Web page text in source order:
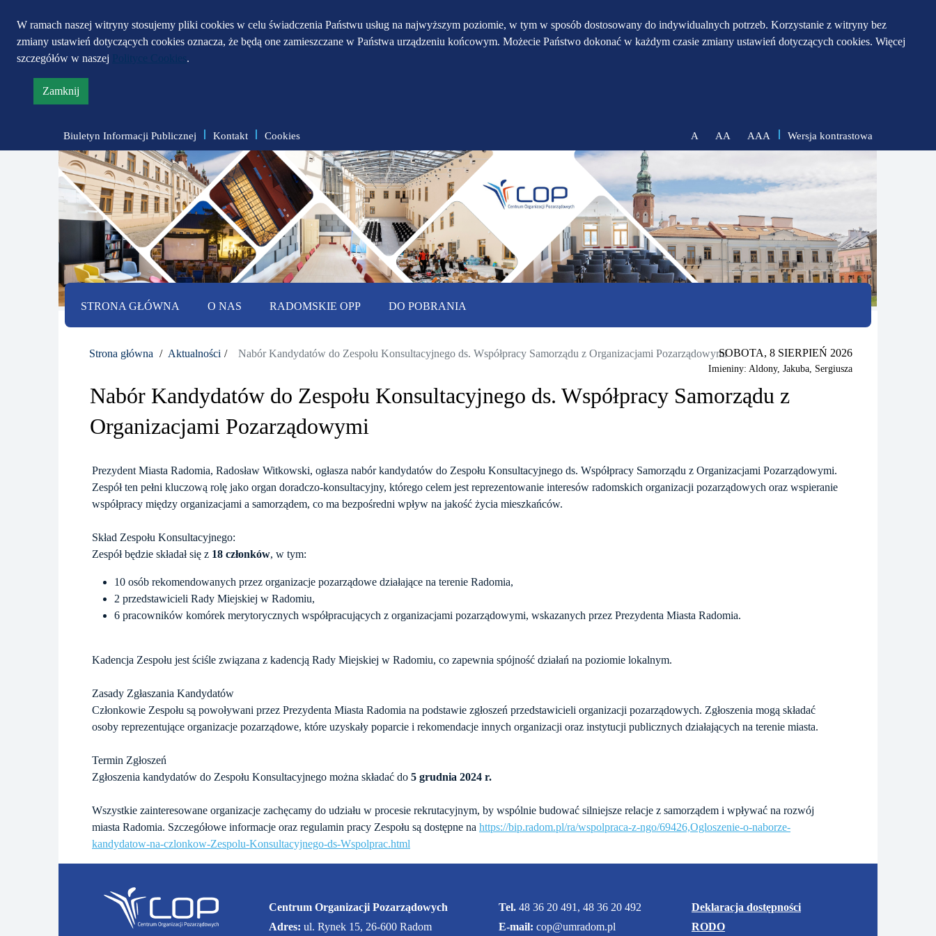
W ramach naszej witryny stosujemy pliki cookies w celu świadczenia Państwu usług na najwyższym poziomie, w tym w sposób dostosowany do indywidualnych potrzeb. Korzystanie z witryny bez
zmiany ustawień dotyczących cookies oznacza, że będą one zamieszczane w Państwa urządzeniu końcowym. Możecie Państwo dokonać w każdym czasie zmiany ustawień dotyczących cookies. Więcej
szczegółów w naszej
.
Zamknij
informację
polityce
prywatności
Przejdź do głównego
menu
Przejdź do treści
Przejdź do mapy
serwisu
Biuletyn Informacji Publicznej Kontakt Cookies
A
zmniejsz
AA
zresetuj
AAA
zwiększ
Wersja kontrastowa
STRONA GŁÓWNA O NAS RADOMSKIE OPP DO POBRANIA
SOBOTA, 8 SIERPIEŃ 2026
Imieniny: Aldony, Jakuba, Sergiusza
Strona główna Aktualności Nabór Kandydatów do Zespołu Konsultacyjnego ds. Współpracy Samorządu z Organizacjami Pozarządowymi
Nabór Kandydatów do Zespołu Konsultacyjnego ds. Współpracy Samorządu z
Organizacjami Pozarządowymi
Prezydent Miasta Radomia, Radosław Witkowski, ogłasza nabór kandydatów do Zespołu Konsultacyjnego ds. Współpracy Samorządu z Organizacjami Pozarządowymi.
Zespół ten pełni kluczową rolę jako organ doradczo-konsultacyjny, którego celem jest reprezentowanie interesów radomskich organizacji pozarządowych oraz wspieranie
współpracy między organizacjami a samorządem, co ma bezpośredni wpływ na jakość życia mieszkańców.
Skład Zespołu Konsultacyjnego:
Zespół będzie składał się z 18 członków, w tym:
10 osób rekomendowanych przez organizacje pozarządowe działające na terenie Radomia,
2 przedstawicieli Rady Miejskiej w Radomiu,
6 pracowników komórek merytorycznych współpracujących z organizacjami pozarządowymi, wskazanych przez Prezydenta Miasta Radomia.
Kadencja Zespołu jest ściśle związana z kadencją Rady Miejskiej w Radomiu, co zapewnia spójność działań na poziomie lokalnym.
Zasady Zgłaszania Kandydatów
Członkowie Zespołu są powoływani przez Prezydenta Miasta Radomia na podstawie zgłoszeń przedstawicieli organizacji pozarządowych. Zgłoszenia mogą składać
osoby reprezentujące organizacje pozarządowe, które uzyskały poparcie i rekomendacje innych organizacji oraz instytucji publicznych działających na terenie miasta.
Termin Zgłoszeń
Zgłoszenia kandydatów do Zespołu Konsultacyjnego można składać do 5 grudnia 2024 r.
Wszystkie zainteresowane organizacje zachęcamy do udziału w procesie rekrutacyjnym, by wspólnie budować silniejsze relacje z samorządem i wpływać na rozwój
miasta Radomia. Szczegółowe informacje oraz regulamin pracy Zespołu są dostępne na https://bip.radom.pl/ra/wspolpraca-z-ngo/69426,Ogloszenie-o-naborze-
kandydatow-na-czlonkow-Zespolu-Konsultacyjnego-ds-Wspolprac.html
Centrum Organizacji Pozarządowych
Adres: ul. Rynek 15, 26-600 Radom
Tel. 48 36 20 491, 48 36 20 492
E-mail: cop@umradom.pl
Deklaracja dostępności
RODO